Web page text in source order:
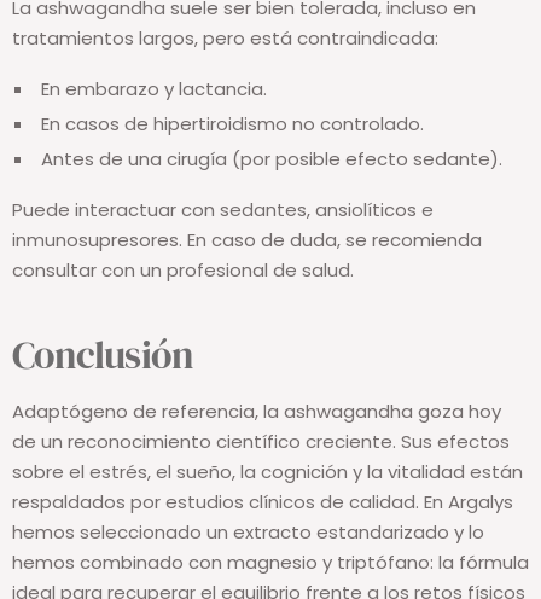
La ashwagandha suele ser bien tolerada, incluso en
tratamientos largos, pero está contraindicada:
En embarazo y lactancia.
En casos de hipertiroidismo no controlado.
Antes de una cirugía (por posible efecto sedante).
Puede interactuar con sedantes, ansiolíticos e
inmunosupresores. En caso de duda, se recomienda
consultar con un profesional de salud.
Conclusión
Adaptógeno de referencia, la ashwagandha goza hoy
de un reconocimiento científico creciente. Sus efectos
sobre el estrés, el sueño, la cognición y la vitalidad están
respaldados por estudios clínicos de calidad. En Argalys
hemos seleccionado un extracto estandarizado y lo
hemos combinado con magnesio y triptófano: la fórmula